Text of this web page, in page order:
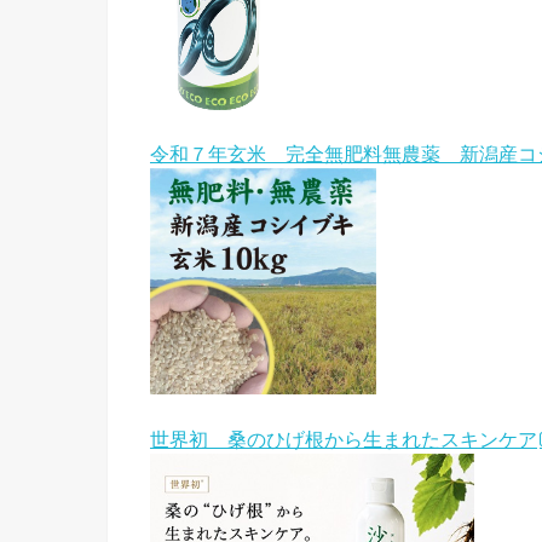
令和７年玄米 完全無肥料無農薬 新潟産コ
世界初 桑のひげ根から生まれたスキンケア